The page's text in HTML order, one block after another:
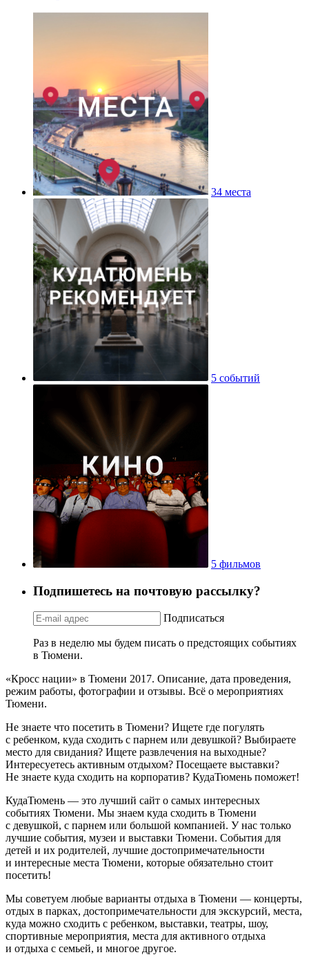
34 места
5 событий
5 фильмов
Подпишетесь на почтовую рассылку?
Подписаться
Раз в неделю мы будем писать о предстоящих событиях
в Тюмени.
«Кросс нации» в Тюмени 2017. Описание, дата проведения,
режим работы, фотографии и отзывы. Всё о мероприятиях
Тюмени.
Не знаете что посетить в Тюмени? Ищете где погулять
с ребенком, куда сходить с парнем или девушкой? Выбираете
место для свидания? Ищете развлечения на выходные?
Интересуетесь активным отдыхом? Посещаете выставки?
Не знаете куда сходить на корпоратив? КудаТюмень поможет!
КудаТюмень — это лучший сайт о самых интересных
событиях Тюмени. Мы знаем куда сходить в Тюмени
с девушкой, с парнем или большой компанией. У нас только
лучшие события, музеи и выставки Тюмени. События для
детей и их родителей, лучшие достопримечательности
и интересные места Тюмени, которые обязательно стоит
посетить!
Мы советуем любые варианты отдыха в Тюмени — концерты,
отдых в парках, достопримечательности для экскурсий, места,
куда можно сходить с ребенком, выставки, театры, шоу,
спортивные мероприятия, места для активного отдыха
и отдыха с семьей, и многое другое.